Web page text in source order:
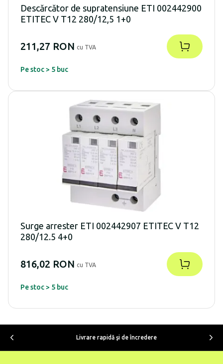
Descărcător de supratensiune ETI 002442900
ETITEC V T12 280/12,5 1+0
211,27 RON cu TVA
Pe stoc > 5 buc
Surge arrester ETI 002442907 ETITEC V T12
280/12.5 4+0
816,02 RON cu TVA
Pe stoc > 5 buc
Livrare rapidă şi de încredere